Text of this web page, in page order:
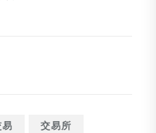
交易
交易所